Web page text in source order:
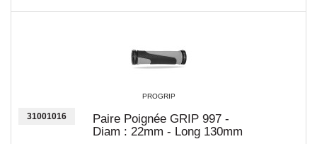
PROGRIP
31001016
Paire Poignée GRIP 997 -
Diam : 22mm - Long 130mm